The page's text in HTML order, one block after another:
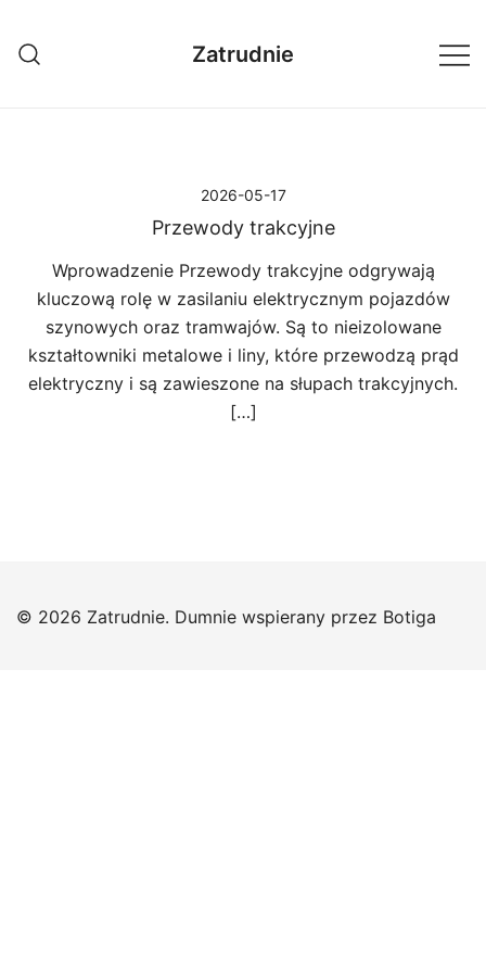
treści
Zatrudnie
2026-05-17
Przewody trakcyjne
Wprowadzenie Przewody trakcyjne odgrywają
kluczową rolę w zasilaniu elektrycznym pojazdów
szynowych oraz tramwajów. Są to nieizolowane
kształtowniki metalowe i liny, które przewodzą prąd
elektryczny i są zawieszone na słupach trakcyjnych.
[…]
© 2026 Zatrudnie. Dumnie wspierany przez Botiga